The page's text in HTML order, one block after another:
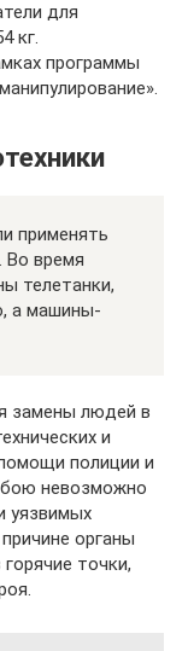
для
кг.
программы
применять
Во время
телетанки,
а машины-
замены людей в
и
полиции и
бою невозможно
уязвимых
органы
точки,